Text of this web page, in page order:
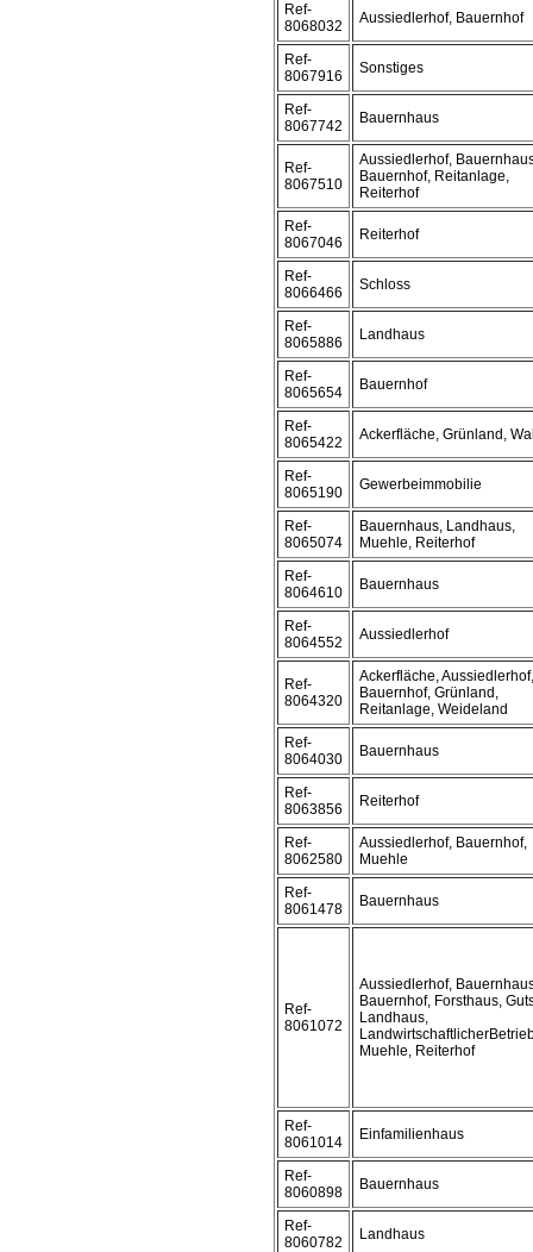
Ref-
8068032
Aussiedlerhof, Bauernhof
Ref-
8067916
Sonstiges
Ref-
8067742
Bauernhaus
Ref-
8067510
Aussiedlerhof,
Bauernhof, Reitanlage,
Reiterhof
Ref-
8067046
Reiterhof
Ref-
8066466
Schloss
Ref-
8065886
Landhaus
Ref-
8065654
Bauernhof
Ref-
8065422
Ackerfläche, Grünland,
Ref-
8065190
Gewerbeimmobilie
Ref-
8065074
Bauernhaus, Landhaus,
Muehle, Reiterhof
Ref-
8064610
Bauernhaus
Ref-
8064552
Aussiedlerhof
Ref-
8064320
Ackerfläche, Aussiedlerhof,
Bauernhof, Grünland,
Reitanlage, Weideland
Ref-
8064030
Bauernhaus
Ref-
8063856
Reiterhof
Ref-
8062580
Aussiedlerhof, Bauernhof,
Muehle
Ref-
8061478
Bauernhaus
Ref-
8061072
Aussiedlerhof,
Bauernhof, Forsthaus,
Landhaus,
Muehle, Reiterhof
Ref-
8061014
Einfamilienhaus
Ref-
8060898
Bauernhaus
Ref-
8060782
Landhaus